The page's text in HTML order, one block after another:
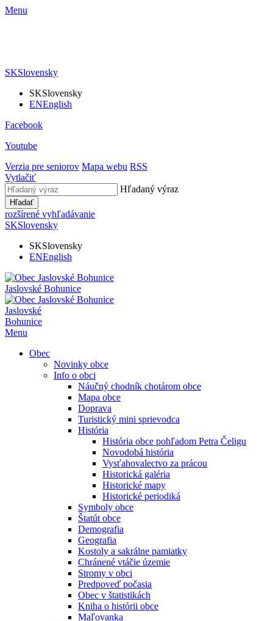
Menu
SKSlovensky
SKSlovensky
ENEnglish
Facebook
Youtube
Verzia pre seniorov Mapa webu RSS
Vytlačiť
Hľadaný výraz
Hľadať
rozšírené vyhľadávanie
SKSlovensky
SKSlovensky
ENEnglish
Jaslovské Bohunice
Jaslovské
Bohunice
Menu
Obec
Novinky obce
Info o obci
Náučný chodník chotárom obce
Mapa obce
Doprava
Turistický mini sprievodca
História
História obce pohľadom Petra Čeligu
Novodobá história
Vysťahovalectvo za prácou
Historická galéria
Historické mapy
Historické periodiká
Symboly obce
Štatút obce
Demografia
Geografia
Kostoly a sakrálne pamiatky
Chránené vtáčie územie
Stromy v obci
Predpoveď počasia
Obec v štatistikách
Kniha o histórii obce
Maľovanka